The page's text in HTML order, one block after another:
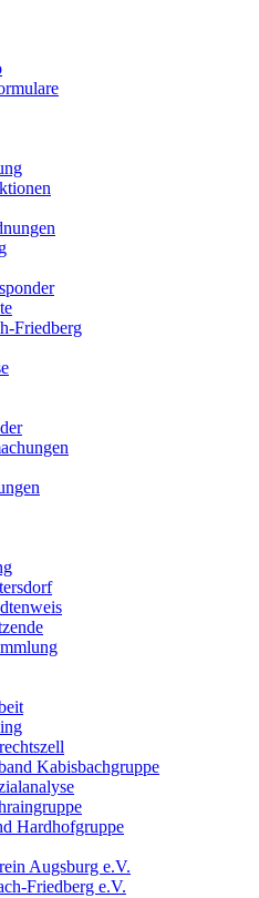
Friedberg
Kabisbachgruppe
Hardhofgruppe
Augsburg e.V.
Friedberg e.V.